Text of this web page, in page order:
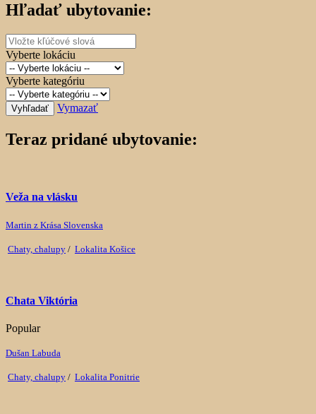
Hľadať ubytovanie:
Vyberte lokáciu
Vyberte kategóriu
Vyhľadať Vymazať
Teraz pridané ubytovanie:
Veža na vlásku
Martin z Krása Slovenska
Chaty, chalupy / Lokalita Košice
Chata Viktória
Popular
Dušan Labuda
Chaty, chalupy / Lokalita Ponitrie